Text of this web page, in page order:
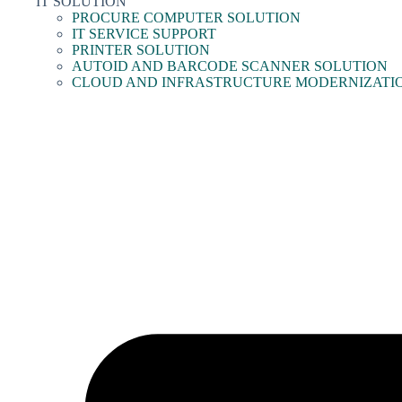
PROCURE COMPUTER SOLUTION
IT SERVICE SUPPORT
PRINTER SOLUTION
AUTOID AND BARCODE SCANNER SOLUTION
CLOUD AND INFRASTRUCTURE